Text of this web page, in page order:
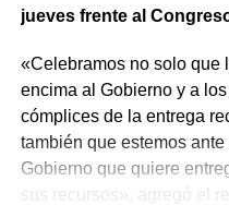
jueves frente al
«Celebramos no solo que
encima al Gobierno y a
cómplices de la entrega
también que estemos
Gobierno que quiere
sus recursos», agregó el